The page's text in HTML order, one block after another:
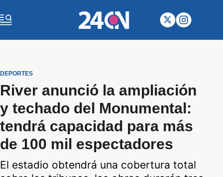
DEPORTES
River anunció la ampliación
y techado del Monumental:
tendrá capacidad para más
de 100 mil espectadores
El estadio obtendrá una cobertura total